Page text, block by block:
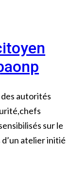
autorités
sur le
atelier initié